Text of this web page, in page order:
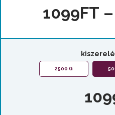
1099FT –
2500 G